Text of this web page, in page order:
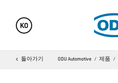
KO
돌아가기 ODU Automotive 제품